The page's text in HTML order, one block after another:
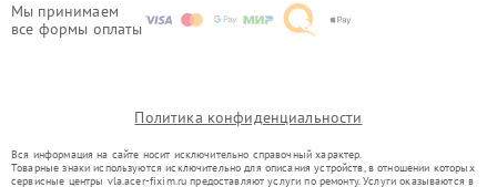
Мы принимаем
все формы оплаты
Политика конфиденциальности
Вся информация на сайте носит исключительно справочный характер.
Товарные знаки используются исключительно для описания устройств, в отношении которых
сервисные центры vla.acer-fixim.ru предоставляют услуги по ремонту. Услуги оказываются в